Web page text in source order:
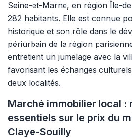
Seine-et-Marne, en région Île-
282 habitants. Elle est connue
historique et son rôle dans le
périurbain de la région
entretient un jumelage avec la
favorisant les échanges
deux localités.
Marché immobilier local :
essentiels sur le prix du
Claye-Souilly